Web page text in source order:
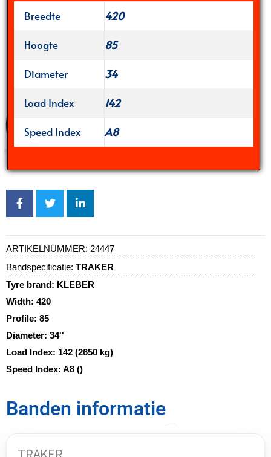
Breedte
420
Hoogte
85
Diameter
34
Load Index
142
Speed Index
A8
ARTIKELNUMMER: 24447
Bandspecificatie: TRAKER
Tyre brand: KLEBER
Width: 420
Profile: 85
Diameter: 34''
Load Index: 142 (2650 kg)
Speed Index: A8 ()
Banden informatie